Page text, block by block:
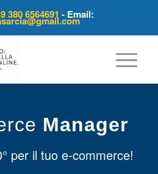
380 6564691 - Email:
Manager
per il tuo e-commerce!